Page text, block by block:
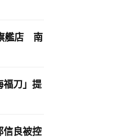
艦店 南
刀」提
良被控